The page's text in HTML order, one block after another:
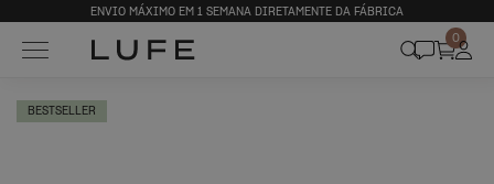
ENVIO MÁXIMO EM 1 SEMANA DIRETAMENTE DA FÁBRICA
0
BESTSELLER